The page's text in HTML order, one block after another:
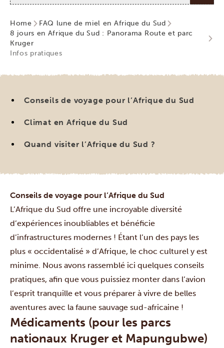
Home
FAQ lune de miel en Afrique du Sud
8 jours en Afrique du Sud : Panorama Route et parc
Kruger
Infos pratiques
Conseils de voyage pour l’Afrique du Sud
Climat en Afrique du Sud
Quand visiter l’Afrique du Sud ?
Conseils de voyage pour l’Afrique du Sud
L’Afrique du Sud offre une incroyable diversité
d’expériences inoubliables et bénéficie
d’infrastructures modernes ! Étant l’un des pays les
plus « occidentalisé » d’Afrique, le choc culturel y est
minime. Nous avons rassemblé ici quelques conseils
pratiques, afin que vous puissiez monter dans l’avion
l’esprit tranquille et vous préparer à vivre de belles
aventures avec la faune sauvage sud-africaine !
Médicaments (pour les parcs
nationaux Kruger et Mapungubwe)